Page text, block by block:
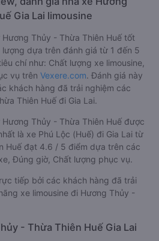
Gia Lai limousine
Hương Thủy - Thừa Thiên Huế tốt
dựa trên đánh giá từ 1 đến 5
chí như: Chất lượng xe limousine,
vụ trên Vexere.com. Đánh giá này
khách hàng đã trải nghiệm các
Thiên Huế đi Gia Lai.
Hương Thủy - Thừa Thiên Huế được
là xe Phú Lộc (Huế) đi Gia Lai từ
Huế đạt 4.6 / 5 điểm dựa trên các
Đúng giờ, Chất lượng phục vụ.
tiếp bởi các khách hàng đã trải
xe limousine đi Hương Thủy -
- Thừa Thiên Huế Gia Lai